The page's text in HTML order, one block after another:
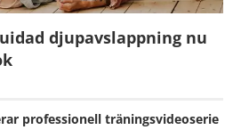
djupavslappning nu
professionell träningsvideoserie